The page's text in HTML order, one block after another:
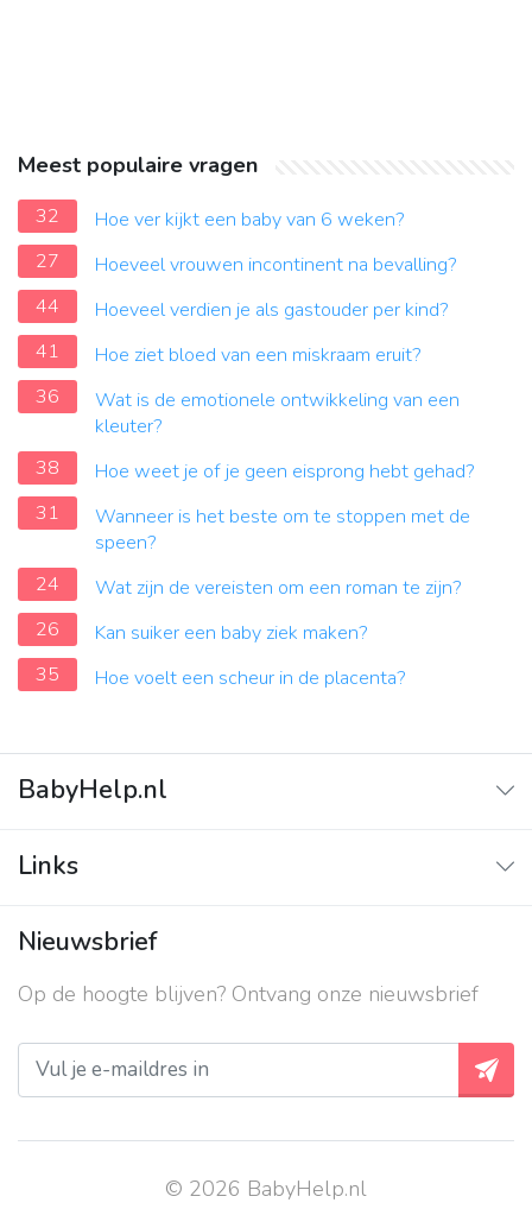
Meest populaire vragen
32
Hoe ver kijkt een baby van 6 weken?
27
Hoeveel vrouwen incontinent na bevalling?
44
Hoeveel verdien je als gastouder per kind?
41
Hoe ziet bloed van een miskraam eruit?
36
Wat is de emotionele ontwikkeling van een
kleuter?
38
Hoe weet je of je geen eisprong hebt gehad?
31
Wanneer is het beste om te stoppen met de
speen?
24
Wat zijn de vereisten om een ​​roman te zijn?
26
Kan suiker een baby ziek maken?
35
Hoe voelt een scheur in de placenta?
BabyHelp.nl
Vraag & Antwoord
Links
Contact
Over ons
Privacy beleid
Nieuwsbrief
Op de hoogte blijven? Ontvang onze nieuwsbrief
© 2026 BabyHelp.nl